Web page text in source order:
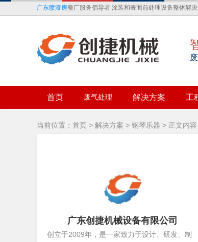
广东喷漆房整厂服务倡导者 涂装和表面前处理设备整体解
首页 废气处理 解决方案 工
当前位置： 首页 > 解决方案 > 钢琴乐器 > 正文内容
广东创捷机械设备有限公司
创立于2009年，是一家致力于设计、研发、制